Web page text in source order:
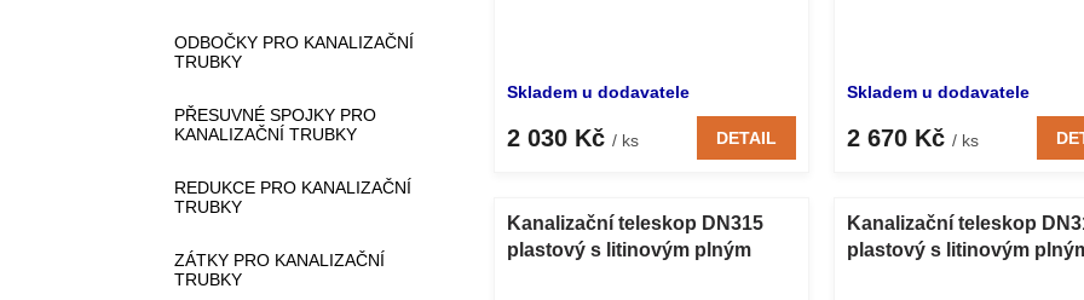
ODBOČKY PRO KANALIZAČNÍ
TRUBKY
PŘESUVNÉ SPOJKY PRO
KANALIZAČNÍ TRUBKY
REDUKCE PRO KANALIZAČNÍ
TRUBKY
ZÁTKY PRO KANALIZAČNÍ
TRUBKY
Skladem u dodavatele
2 030 Kč / ks DETAIL
Skladem u dodavatele
2 670 Kč / ks
Kanalizační teleskop DN315
plastový s litinovým plným
Kanalizační teleskop
plastový s litinovým